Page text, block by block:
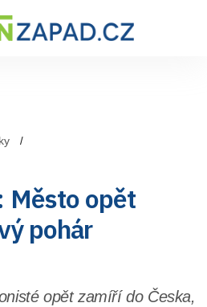
Město opět
pohár
opět zamíří do Česka,